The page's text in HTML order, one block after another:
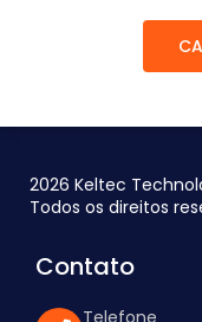
2026 Keltec
Todos os direitos
Contato
Telefone